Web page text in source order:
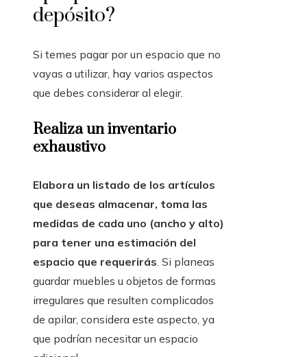
depósito?
Si temes pagar por un espacio que no
vayas a utilizar, hay varios aspectos
que debes considerar al elegir.
Realiza un inventario
exhaustivo
Elabora un listado de los artículos
que deseas almacenar, toma las
medidas de cada uno (ancho y alto)
para tener una estimación del
espacio que requerirás . Si planeas
guardar muebles u objetos de formas
irregulares que resulten complicados
de apilar, considera este aspecto, ya
que podrían necesitar un espacio